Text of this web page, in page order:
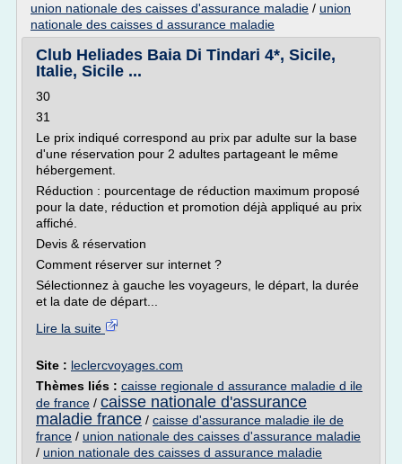
union nationale des caisses d'assurance maladie / union
nationale des caisses d assurance maladie
Club Heliades Baia Di Tindari 4*, Sicile,
Italie, Sicile ...
30
31
Le prix indiqué correspond au prix par adulte sur la base
d'une réservation pour 2 adultes partageant le même
hébergement.
Réduction : pourcentage de réduction maximum proposé
pour la date, réduction et promotion déjà appliqué au prix
affiché.
Devis & réservation
Comment réserver sur internet ?
Sélectionnez à gauche les voyageurs, le départ, la durée
et la date de départ...
Lire la suite
Site : leclercvoyages.com
Thèmes liés : caisse regionale d assurance maladie d ile
de france / caisse nationale d'assurance
maladie france / caisse d'assurance maladie ile de
france / union nationale des caisses d'assurance maladie
/ union nationale des caisses d assurance maladie